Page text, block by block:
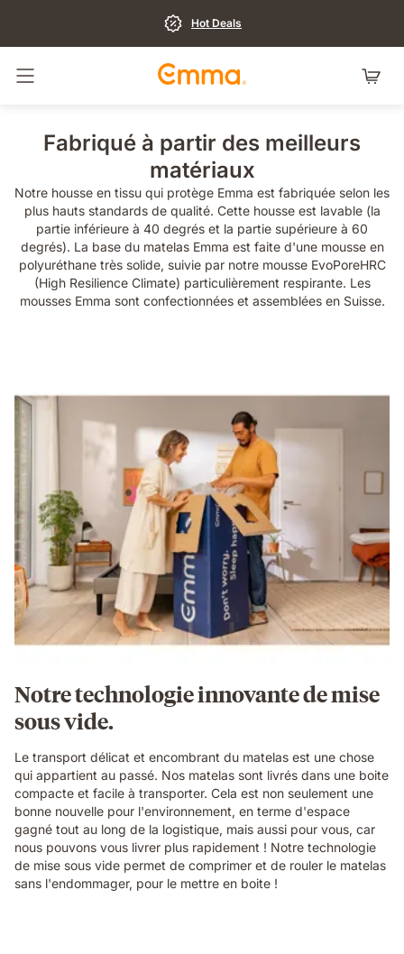
Hot Deals
Basculer la navigation
Fabriqué à partir des meilleurs
matériaux
Notre housse en tissu qui protège Emma est fabriquée selon les
plus hauts standards de qualité. Cette housse est lavable (la
partie inférieure à 40 degrés et la partie supérieure à 60
degrés). La base du matelas Emma est faite d'une mousse en
polyuréthane très solide, suivie par notre mousse EvoPoreHRC
(High Resilience Climate) particulièrement respirante. Les
mousses Emma sont confectionnées et assemblées en Suisse.
Notre technologie innovante de mise
sous vide.
Le transport délicat et encombrant du matelas est une chose
qui appartient au passé. Nos matelas sont livrés dans une boite
compacte et facile à transporter. Cela est non seulement une
bonne nouvelle pour l'environnement, en terme d'espace
gagné tout au long de la logistique, mais aussi pour vous, car
nous pouvons vous livrer plus rapidement ! Notre technologie
de mise sous vide permet de comprimer et de rouler le matelas
sans l'endommager, pour le mettre en boite !